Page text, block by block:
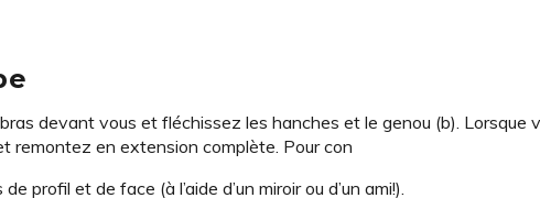
devant vous et fléchissez les hanches et le genou (b). Lorsque
remontez en extension complète. Pour con
profil et de face (à l’aide d’un miroir ou d’un ami!).